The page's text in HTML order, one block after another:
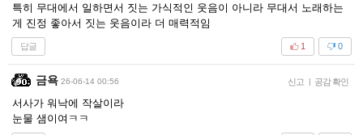
특히 무대에서 일하면서 짓는 가식적인 웃음이 아니라 무대서 노래하는
게 진정 좋아서 짓는 웃음이라 더 매력적임
답글 0
1
금욕 26-06-14 00:56 신고 | 공감 확인
서사가 워낙에 작살이라
눈물 샘이여ㅋㅋ